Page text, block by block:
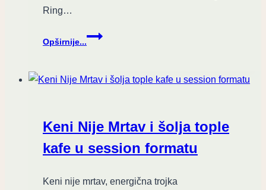
Ring…
Opširnije...
Jubilarni,
25.
Ring
od
23.
XI
3.
Keni Nije Mrtav i šolja tople
kafe u session formatu
Keni nije mrtav, energična trojka